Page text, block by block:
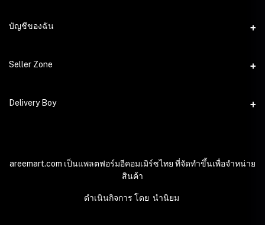
ที่อยู่
โทรศัพท์
support@areemart.com
บัญชีของฉัน
เข้าสู่ระบบ
สิ่งที่อยากได้ของฉัน
Seller Zone
Become A Seller
Delivery Boy
Download Delivery Boy App
areemart.com เป็นแพลตฟอร์มอีคอมเมิร์ซไทย ที่จัดทำขึ้นเพื่อจำหน่าย
สินค้า
ดำเนินกิจการ โดย นำนิยม